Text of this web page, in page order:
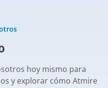
hoy mismo para
y explorar cómo Atmire